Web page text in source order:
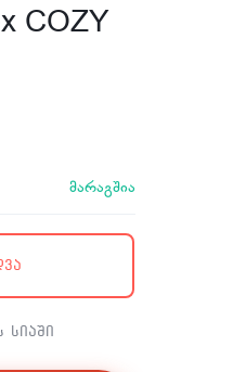
COZY
მარაგშია